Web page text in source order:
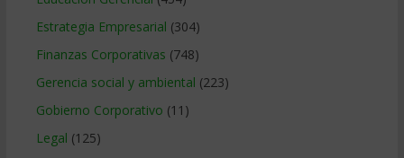
Estrategia Empresarial (304)
Finanzas Corporativas (748)
Gerencia social y ambiental (223)
Gobierno Corporativo (11)
Legal (125)